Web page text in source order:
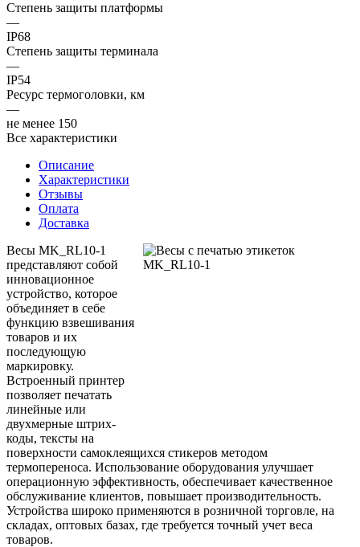
Степень защиты платформы
—
IP68
Степень защиты терминала
—
IP54
Ресурс термоголовки, км
—
не менее 150
Все характеристики
Описание
Характеристики
Отзывы
Оплата
Доставка
Весы MK_RL10-1
представляют собой
инновационное
устройство, которое
объединяет в себе
функцию взвешивания
товаров и их
последующую
маркировку.
Встроенный принтер
позволяет печатать
линейные или
двухмерные штрих-
коды, тексты на
поверхности самоклеящихся стикеров методом
термопереноса. Использование оборудования улучшает
операционную эффективность, обеспечивает качественное
обслуживание клиентов, повышает производительность.
Устройства широко применяются в розничной торговле, на
складах, оптовых базах, где требуется точный учет веса
товаров.